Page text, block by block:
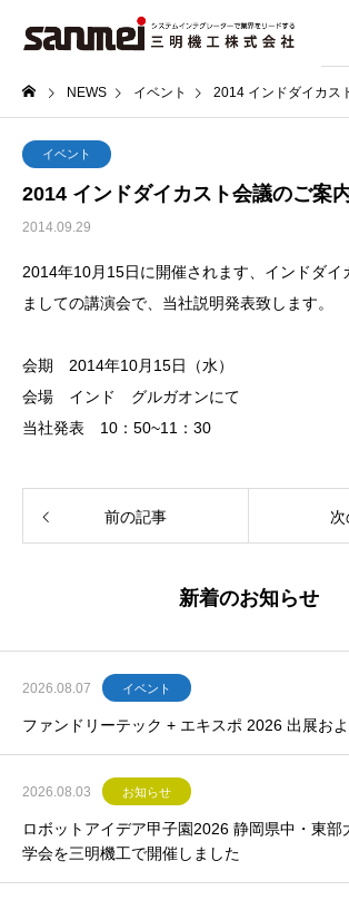
NEWS イベント 2014 インドダイカス
イベント
2014 インドダイカスト会議のご案
2014.09.29
2014年10月15日に開催されます、インドダイ
ましての講演会で、当社説明発表致します。
会期 2014年10月15日（水）
会場 インド グルガオンにて
当社発表 10：50~11：30
前の記事
新着のお知らせ
2026.08.07 イベント
ファンドリーテック + エキスポ 2026 出展お
2026.08.03 お知らせ
ロボットアイデア甲子園2026 静岡県中・東部大会 セミナ
学会を三明機工で開催しました